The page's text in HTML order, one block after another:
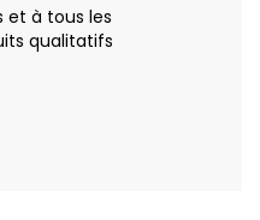
et à tous les
qualitatifs